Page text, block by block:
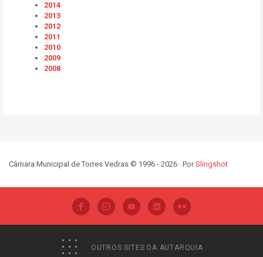
2014
2013
2012
2011
2010
2009
2008
Câmara Municipal de Torres Vedras © 1996 - 2026 · PorSlingshot
OUTROS SITES DA AUTARQUIA